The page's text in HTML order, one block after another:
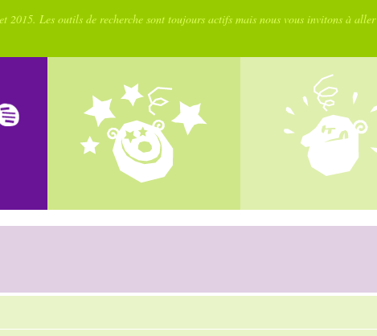
Les outils de recherche sont toujours actifs mais nous vous invitons à aller